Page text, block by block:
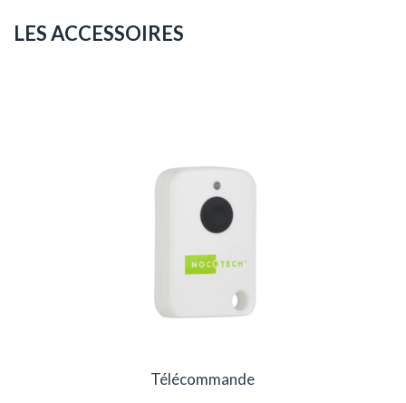
LES ACCESSOIRES
Télécommande